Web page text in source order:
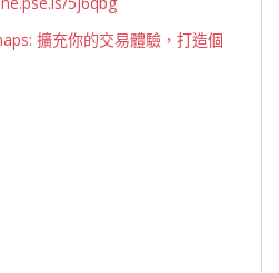
擴充你的交易體驗，打造個